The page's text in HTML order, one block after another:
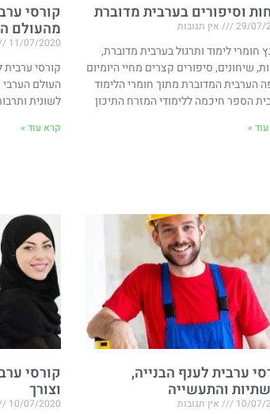
וסיפורים בערבית מדוברת
29/07/ אין תגובות
חומרי לימוד ותרגול בערבית מדוברת,
שיחונים, סיפורים קצרים מחיי היומיום
הערבית המדוברת מתוך חומרי הלימוד
הספר חיכמה ללימודי המזרח התיכון
»
קורסי
מהעולם
11/07/2020
קורסי ערבית
העולם הערבי
לשונית
קרא עוד »
ערבית לענף הבנייה,
והתעשייה
10/07/ אין תגובות
קורסי
וצורך
10/07/2020